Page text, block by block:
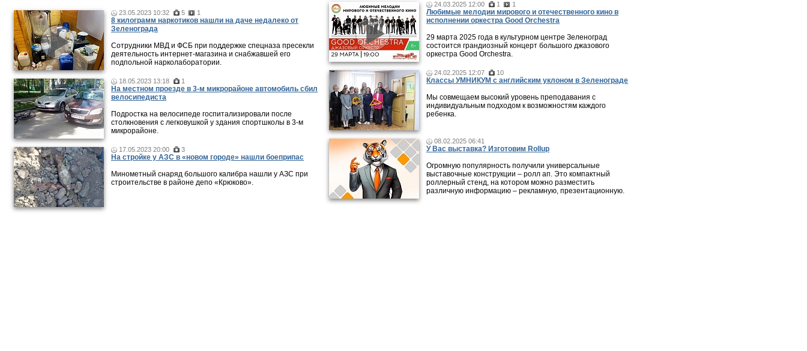
23.05.2023 10:32 5 1
8 килограмм наркотиков нашли на даче недалеко от
Зеленограда
Сотрудники МВД и ФСБ при поддержке спецназа пресекли
деятельность интернет-магазина и снабжавшей его
подпольной нарколаборатории.
18.05.2023 13:18 1
На местном проезде в 3-м микрорайоне автомобиль сбил
велосипедиста
Подростка на велосипеде госпитализировали после
столкновения с легковушкой у здания спортшколы в 3-м
микрорайоне.
17.05.2023 20:00 3
На стройке у АЗС в «новом городе» нашли боеприпас
Минометный снаряд большого калибра нашли у АЗС при
строительстве в районе депо «Крюково».
24.03.2025 12:00 1 1
Любимые мелодии мирового и отечественного кино в
исполнении оркестра Good Orchestra
29 марта 2025 года в культурном центре Зеленоград
состоится грандиозный концерт большого джазового
оркестра Good Orchestra.
24.02.2025 12:07 10
Классы УМНИКУМ с английским уклоном в Зеленограде
Мы совмещаем высокий уровень преподавания с
индивидуальным подходом к возможностям каждого
ребенка.
08.02.2025 06:41
У Вас выставка? Изготовим Rollup
Огромную популярность получили универсальные
выставочные конструкции – ролл ап. Это компактный
роллерный стенд, на котором можно разместить
различную информацию – рекламную, презентационную.